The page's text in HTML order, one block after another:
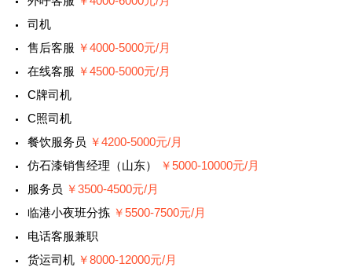
司机
售后客服 ￥4000-5000元/月
在线客服 ￥4500-5000元/月
C牌司机
C照司机
餐饮服务员 ￥4200-5000元/月
仿石漆销售经理（山东）
￥5000-10000元/月
服务员 ￥3500-4500元/月
临港小夜班分拣 ￥5500-7500元/月
电话客服兼职
货运司机 ￥8000-12000元/月